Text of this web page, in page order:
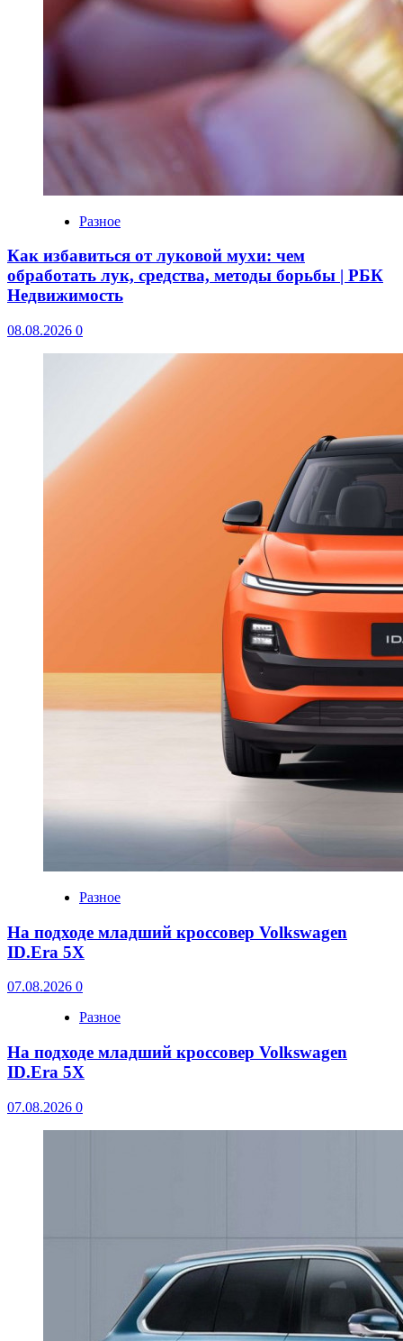
Разное
Как избавиться от луковой мухи: чем
обработать лук, средства, методы борьбы | РБК
Недвижимость
08.08.2026 0
Разное
На подходе младший кроссовер Volkswagen
ID.Era 5X
07.08.2026 0
Разное
На подходе младший кроссовер Volkswagen
ID.Era 5X
07.08.2026 0